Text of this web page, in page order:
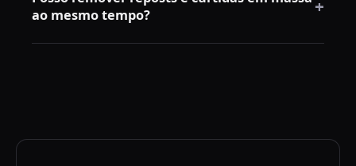
conta.
pode verificar manualmente quais reposts restam. O
ao mesmo tempo?
+